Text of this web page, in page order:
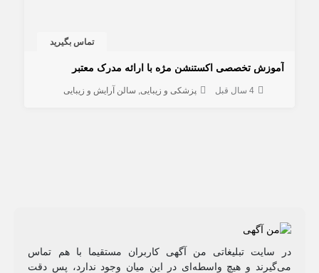
تماس بگیرید
آموزش تخصصی اکستنشن مژه با ارائه مدرک معتبر
4 سال قبل پزشکی و زیبایی سالن آرایش و زیبایی
در سایت تبلیغاتی من آگهی کاربران مستقیما با هم تماس
می‌گیرند و هیچ واسطه‌ای در این میان وجود ندارد، پس دقت